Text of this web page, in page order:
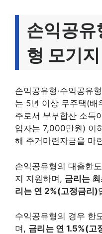
손익공유
형 모기
손익공유형·수익공유
는 5년 이상 무주택(배
주로서 부부합산 소득
입자는 7,000만원) 이
해 주거마련자금을 마
손익공유형의 대출한
지 지원하며, 금리는
리는 연 2%(고정금리)
수익공유형의 경우 한
며, 금리는 연 1.5%(고